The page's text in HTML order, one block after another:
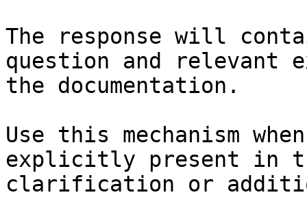
The response will
question and relevant
the documentation.
Use this mechanism
explicitly present in
clarification or